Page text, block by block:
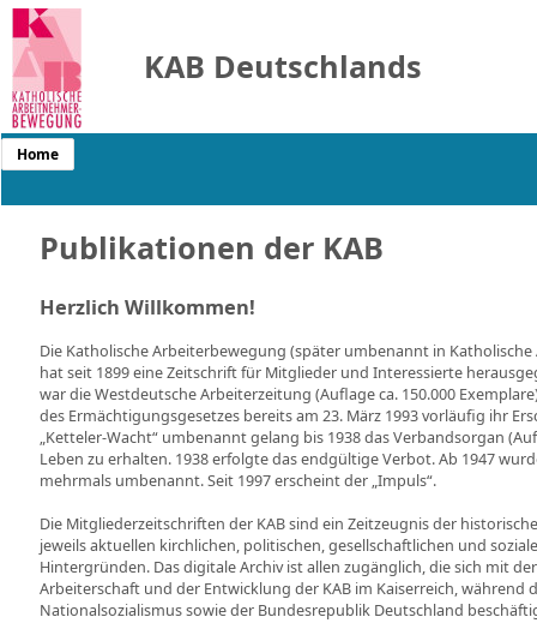
KAB Deutschlands
Home
Publikationen der KAB
Herzlich Willkommen!
Die Katholische Arbeiterbewegung (später umbenannt in
hat seit 1899 eine Zeitschrift für Mitglieder und Interessierte
war die Westdeutsche Arbeiterzeitung (Auflage ca. 150.000
des Ermächtigungsgesetzes bereits am 23. März 1993 vorläufig ihr
„Ketteler-Wacht“ umbenannt gelang bis 1938 das Verbandsorgan
Leben zu erhalten. 1938 erfolgte das endgültige Verbot. Ab 1947
mehrmals umbenannt. Seit 1997 erscheint der „Impuls“.
Die Mitgliederzeitschriften der KAB sind ein Zeitzeugnis der
jeweils aktuellen kirchlichen, politischen, gesellschaftlichen und
Hintergründen. Das digitale Archiv ist allen zugänglich, die sich mit
Arbeiterschaft und der Entwicklung der KAB im Kaiserreich, während
Nationalsozialismus sowie der Bundesrepublik Deutschland